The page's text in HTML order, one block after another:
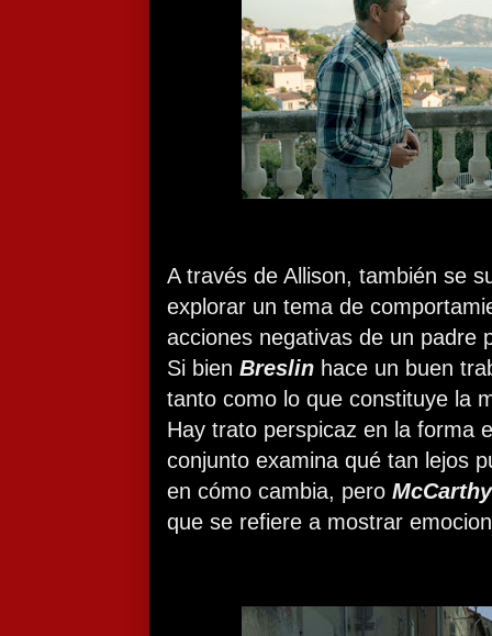
A través de Allison, también se
explorar un tema de
acciones negativas de un padre
Si bien Breslin hace un buen
tanto como lo que constituye la
Hay trato perspicaz en la forma
conjunto examina qué tan lejos
en cómo cambia, pero
que se refiere a mostrar